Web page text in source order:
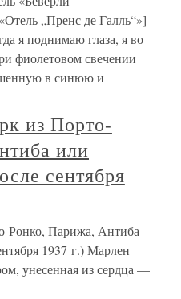
„Пренс де Галль“»]
я поднимаю глаза, я во
фиолетовом свечении
в синюю и
из Порто-
или
сентября
Ронко, Парижа, Антиба
1937 г.) Марлен
унесенная из сердца —